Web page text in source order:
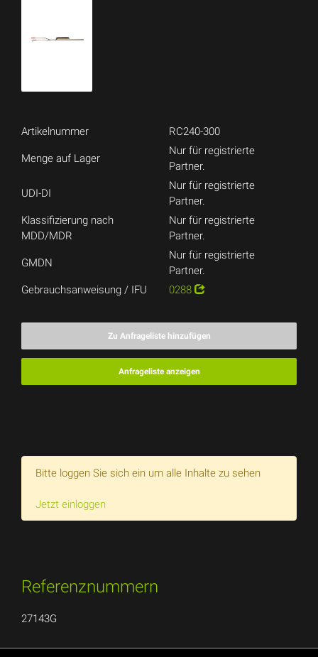
Artikelnummer RC240-300
Menge auf Lager
Nur für registrierte
Partner.
UDI-DI
Nur für registrierte
Partner.
Klassifizierung nach
MDD/MDR
Nur für registrierte
Partner.
GMDN
Nur für registrierte
Partner.
Gebrauchsanweisung / IFU
0288
Zu Anfrageliste hinzufügen
Anfrageliste anzeigen
Bitte loggen Sie sich ein um alle Inhalte zu sehen
Jetzt einloggen
Referenznummern
27143G